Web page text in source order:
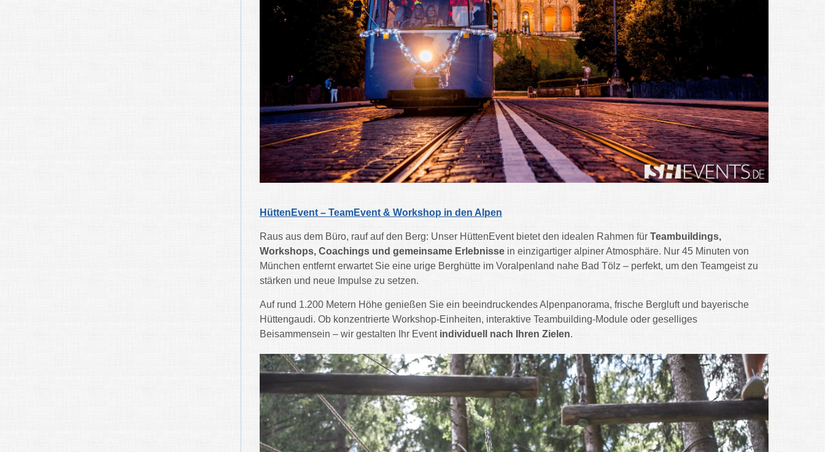
HüttenEvent – TeamEvent & Workshop in den Alpen
Raus aus dem Büro, rauf auf den Berg: Unser HüttenEvent bietet den idealen Rahmen für Teambuildings,
Workshops, Coachings und gemeinsame Erlebnisse in einzigartiger alpiner Atmosphäre. Nur 45 Minuten von
München entfernt erwartet Sie eine urige Berghütte im Voralpenland nahe Bad Tölz – perfekt, um den Teamgeist zu
stärken und neue Impulse zu setzen.
Auf rund 1.200 Metern Höhe genießen Sie ein beeindruckendes Alpenpanorama, frische Bergluft und bayerische
Hüttengaudi. Ob konzentrierte Workshop-Einheiten, interaktive Teambuilding-Module oder geselliges
Beisammensein – wir gestalten Ihr Event individuell nach Ihren Zielen.